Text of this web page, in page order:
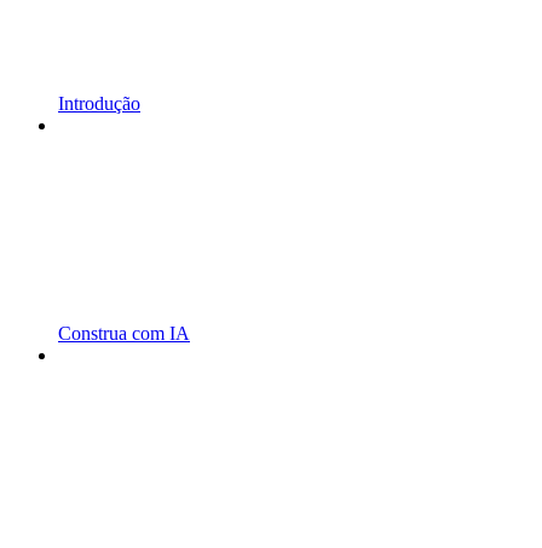
Introdução
Construa com IA